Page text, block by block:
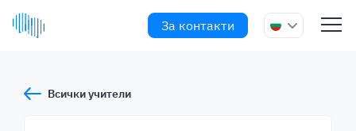
За контакти
Всички учители